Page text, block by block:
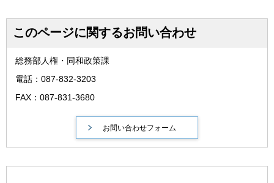
このページに関するお問い合わせ
総務部人権・同和政策課
電話：087-832-3203
FAX：087-831-3680